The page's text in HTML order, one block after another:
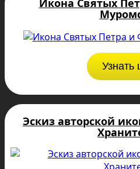
Икона Святых
Узнать
Эскиз авторской